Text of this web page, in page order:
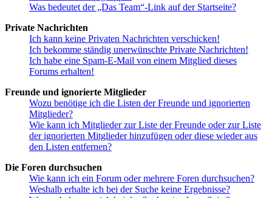
Was bedeutet der „Das Team“-Link auf der Startseite?
Private Nachrichten
Ich kann keine Privaten Nachrichten verschicken!
Ich bekomme ständig unerwünschte Private Nachrichten!
Ich habe eine Spam-E-Mail von einem Mitglied dieses
Forums erhalten!
Freunde und ignorierte Mitglieder
Wozu benötige ich die Listen der Freunde und ignorierten
Mitglieder?
Wie kann ich Mitglieder zur Liste der Freunde oder zur Liste
der ignorierten Mitglieder hinzufügen oder diese wieder aus
den Listen entfernen?
Die Foren durchsuchen
Wie kann ich ein Forum oder mehrere Foren durchsuchen?
Weshalb erhalte ich bei der Suche keine Ergebnisse?